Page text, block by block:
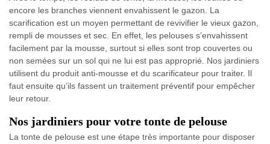
encore les branches viennent envahissent le gazon. La
scarification est un moyen permettant de revivifier le vieux gazon,
rempli de mousses et sec. En effet, les pelouses s’envahissent
facilement par la mousse, surtout si elles sont trop couvertes ou
non semées sur un sol qui ne lui est pas approprié. Nos jardiniers
utilisent du produit anti-mousse et du scarificateur pour traiter. Il
faut ensuite qu’ils fassent un traitement préventif pour empêcher
leur retour.
Nos jardiniers pour votre tonte de pelouse
La tonte de pelouse est une étape très importante pour disposer